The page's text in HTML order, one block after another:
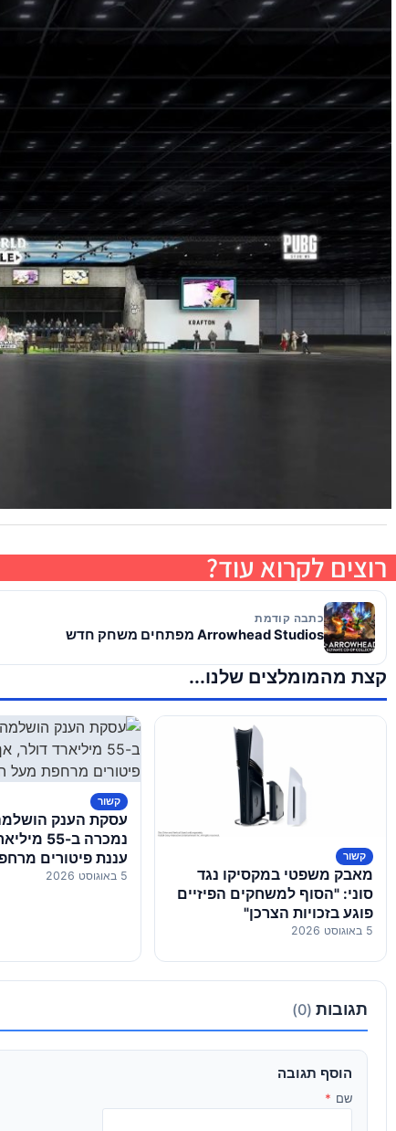
רוצים לקרוא עוד?
כתבה קודמת
Arrowhead Studios מפתחים משחק חדש
קצת מהמומלצים שלנו...
קשור
מאבק משפטי במקסיקו נגד
סוני: "הסוף למשחקים הפיזיים
פוגע בזכויות הצרכן"
5 באוגוסט 2026
קשור
נמכרה ב-
עננת פיטורים
העובדים
5 באוגוסט 2026
תגובות (0)
הוסף תגובה
שם *